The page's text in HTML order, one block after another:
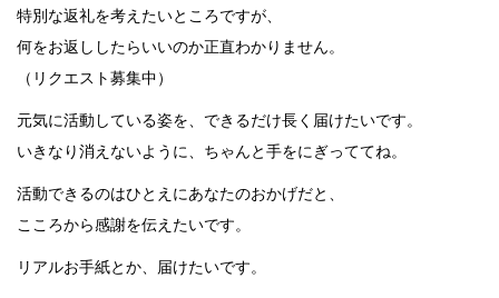
特別な返礼を考えたいところですが、
何をお返ししたらいいのか正直わかりません。
（リクエスト募集中）
元気に活動している姿を、できるだけ長く届けたいです。
いきなり消えないように、ちゃんと手をにぎっててね。
活動できるのはひとえにあなたのおかげだと、
こころから感謝を伝えたいです。
リアルお手紙とか、届けたいです。